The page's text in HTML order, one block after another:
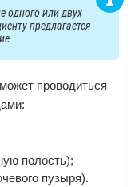
одного или двух
предлагается
проводиться
полость);
пузыря).